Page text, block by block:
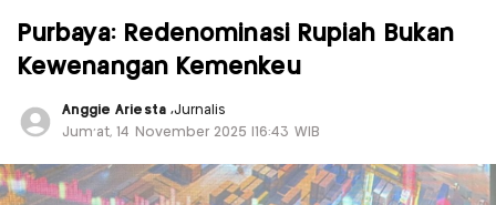
Purbaya: Redenominasi Rupiah Bukan
Kewenangan Kemenkeu
Anggie Ariesta ,Jurnalis
Jum'at, 14 November 2025 |16:43 WIB